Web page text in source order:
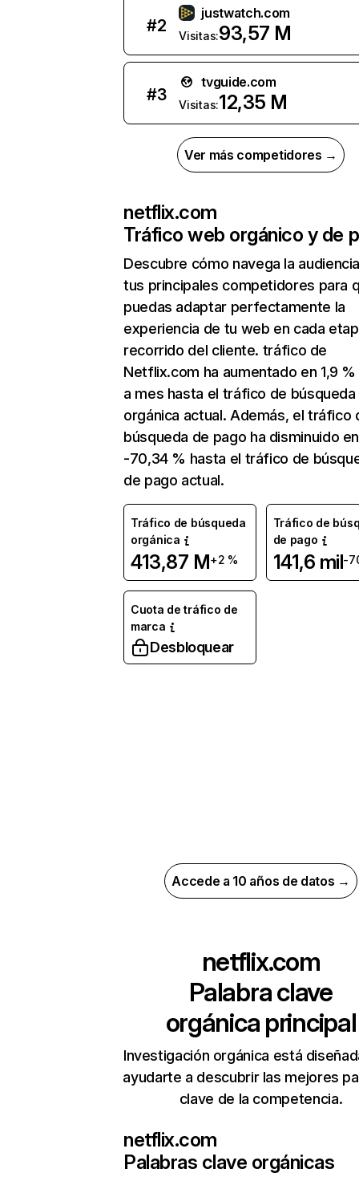
#2
justwatch.com
Visitas:93,57 M
#3
tvguide.com
Visitas:12,35 M
Ver más competidores →
netflix.com
Tráfico web orgánico y de
Descubre cómo navega la
tus principales competidores para
puedas adaptar perfectamente la
experiencia de tu web en cada
recorrido del cliente. tráfico de
Netflix.com ha aumentado en 1,9
a mes hasta el tráfico de búsqueda
orgánica actual. Además, el tráfico
búsqueda de pago ha disminuido en
-70,34 % hasta el tráfico de
de pago actual.
Tráfico de búsqueda
orgánica
413,87 M+2 %
Tráfico de
de pago
141,6 mil-
Cuota de tráfico de
marca
Desbloquear
Accede a 10 años de datos →
netflix.com
Palabra clave
orgánica principal
Investigación orgánica está
ayudarte a descubrir las mejores
clave de la competencia.
netflix.com
Palabras clave orgánicas